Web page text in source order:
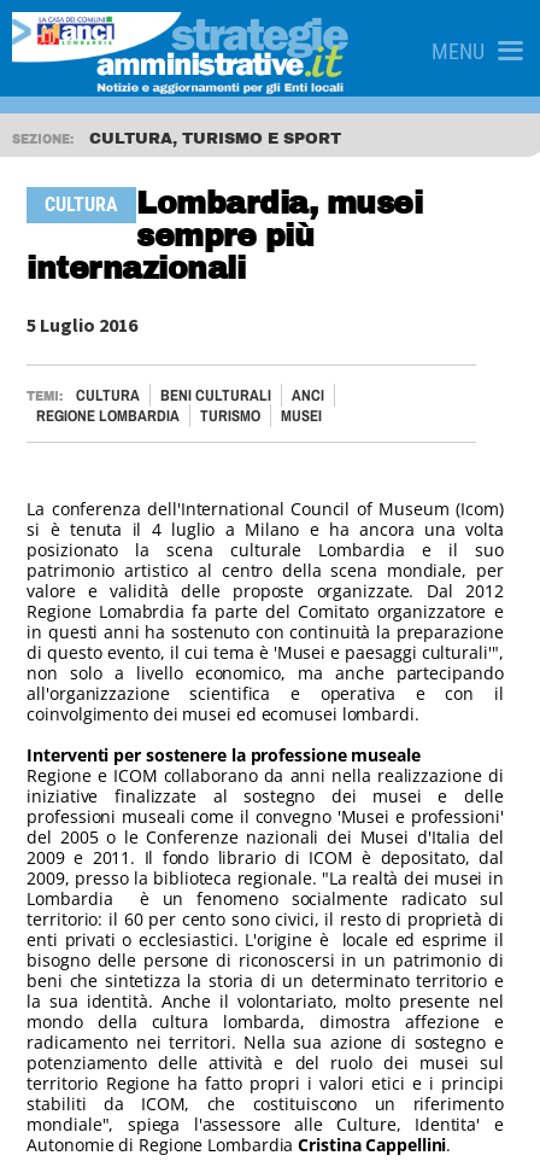
MENU
SEZIONE: CULTURA, TURISMO E SPORT
CULTURA
Lombardia, musei
sempre più
internazionali
5 Luglio 2016
TEMI: CULTURA BENI CULTURALI
ANCI
REGIONE LOMBARDIA
TURISMO MUSEI
La conferenza dell'International Council of Museum (Icom)
si è tenuta il 4 luglio a Milano e ha ancora una volta
posizionato la scena culturale Lombardia e il suo
patrimonio artistico al centro della scena mondiale, per
valore e validità delle proposte organizzate. Dal 2012
Regione Lomabrdia fa parte del Comitato organizzatore e
in questi anni ha sostenuto con continuità la preparazione
di questo evento, il cui tema è 'Musei e paesaggi culturali'",
non solo a livello economico, ma anche partecipando
all'organizzazione scientifica e operativa e con il
coinvolgimento dei musei ed ecomusei lombardi.
Interventi per sostenere la professione museale
Regione e ICOM collaborano da anni nella realizzazione di
iniziative finalizzate al sostegno dei musei e delle
professioni museali come il convegno 'Musei e professioni'
del 2005 o le Conferenze nazionali dei Musei d'Italia del
2009 e 2011. Il fondo librario di ICOM è depositato, dal
2009, presso la biblioteca regionale. "La realtà dei musei in
Lombardia è un fenomeno socialmente radicato sul
territorio: il 60 per cento sono civici, il resto di proprietà di
enti privati o ecclesiastici. L'origine è locale ed esprime il
bisogno delle persone di riconoscersi in un patrimonio di
beni che sintetizza la storia di un determinato territorio e
la sua identità. Anche il volontariato, molto presente nel
mondo della cultura lombarda, dimostra affezione e
radicamento nei territori. Nella sua azione di sostegno e
potenziamento delle attività e del ruolo dei musei sul
territorio Regione ha fatto propri i valori etici e i principi
stabiliti da ICOM, che costituiscono un riferimento
mondiale", spiega l'assessore alle Culture, Identita' e
Autonomie di Regione LombardiaCristina Cappellini.